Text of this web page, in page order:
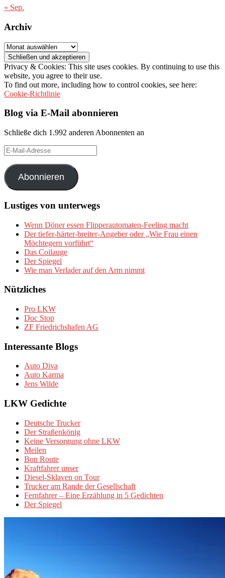
« Sep.
Archiv
Archiv
Privacy & Cookies: This site uses cookies. By continuing to use this
website, you agree to their use.
To find out more, including how to control cookies, see here:
Cookie-Richtlinie
Blog via E-Mail abonnieren
Schließe dich 1.992 anderen Abonnenten an
E-
Mail-
Adresse
Abonnieren
Lustiges von unterwegs
Wenn Döner essen Flipperautomaten-Feeling macht
Der tiefer-härter-breiter-Angeber oder „Wie Frau einen
Möchtegern vorführt“
Das Coilauge
Der Spiegel
Wie man Verlader auf den Arm nimmt
Nützliches
Pro LKW
Doc Stop
ZF Friedrichshafen AG
Interessante Blogs
Auto Diva
Auto Karma
Jens Wilde
LKW Gedichte
Deutsche Trucker
Der Straßenkönig
Keine Versorgung ohne LKW
Meilen
Bon Route
Kraftfahrer unser
Diesel-Sklaven on Tour
Trucker am Rande der Gesellschaft
Fernfahrer – Eine Erzählung in 5 Gedichten
Der Spiegel